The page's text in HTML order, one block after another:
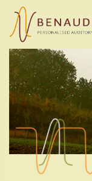
main
content